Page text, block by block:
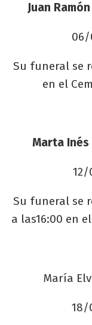
Juan
06/
Su funeral se
en el
Marta Inés
12/
Su funeral se
a las16:00 en
María
18/